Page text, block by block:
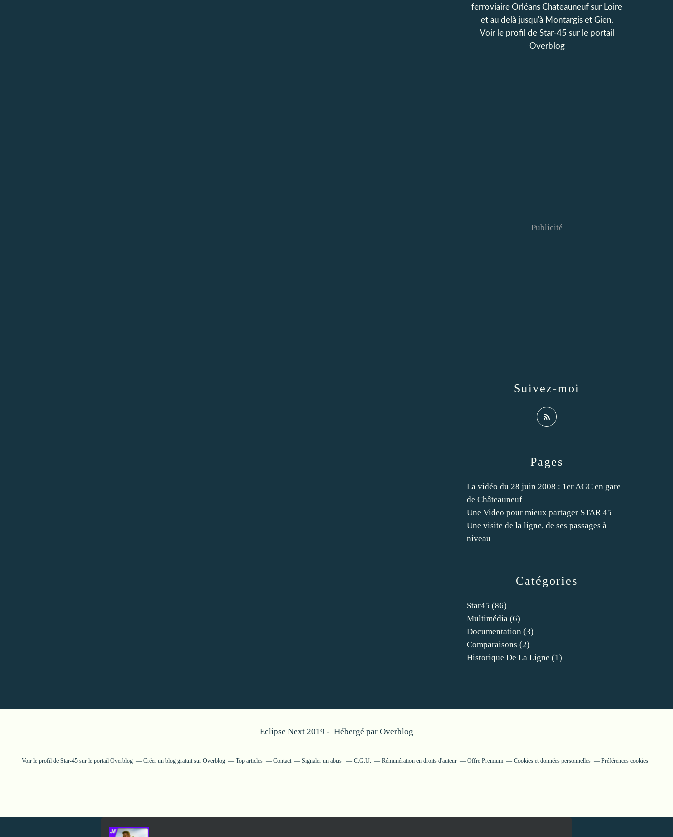
Catégories
Star45 (86)
Multimédia (6)
Documentation (3)
Comparaisons (2)
Historique De La Ligne (1)
Pages
La vidéo du 28 juin 2008 : 1er AGC en gare
de Châteauneuf
Une Video pour mieux partager STAR 45
Une visite de la ligne, de ses passages à
niveau
ferroviaire Orléans Chateauneuf sur Loire
et au delà jusqu'à Montargis et Gien.
Voir le profil de Star-45 sur le portail
Overblog
Suivez-moi
Publicité
Eclipse Next 2019 - Hébergé par Overblog
Voir le profil de Star-45 sur le portail Overblog Créer un blog gratuit sur Overblog Top articles Contact Signaler un abus C.G.U. Rémunération en droits d'auteur Offre Premium Cookies et données personnelles Préférences cookies